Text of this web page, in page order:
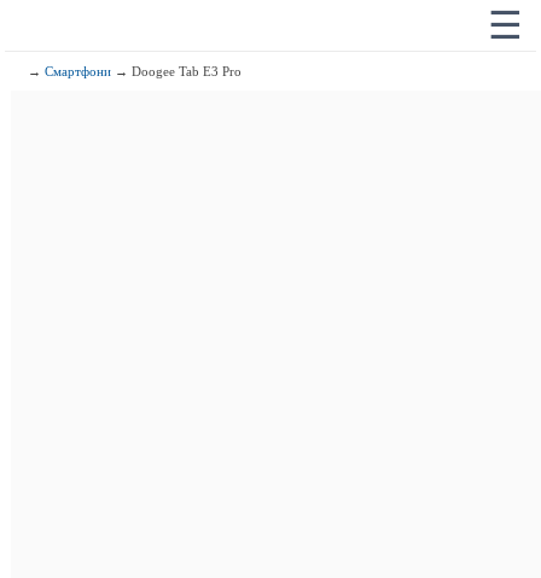
☰
→Смартфони → Doogee Tab E3 Pro